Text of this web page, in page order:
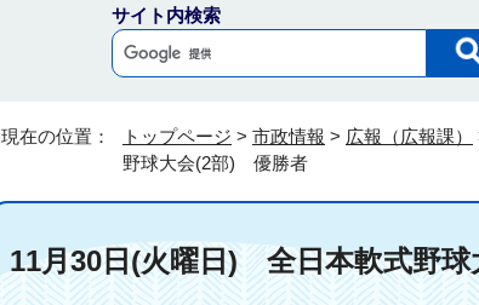
サイト内検索
現在の位置： トップページ > 市政情報 > 広報（広報課）
野球大会(2部) 優勝者
11月30日(火曜日) 全日本軟式野